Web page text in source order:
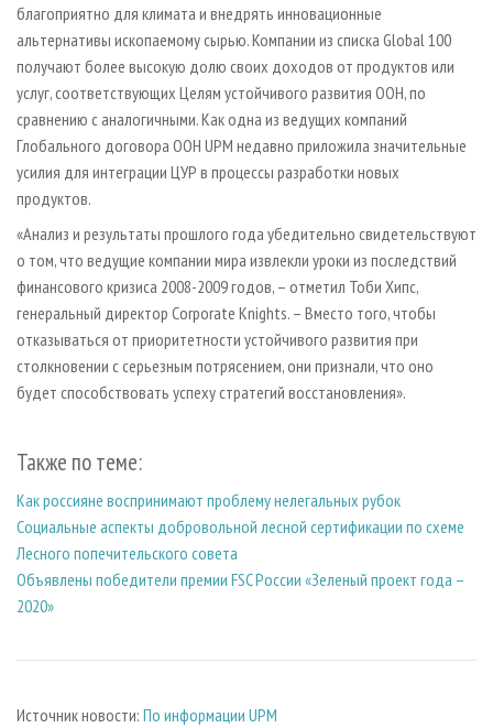
благоприятно для климата и внедрять инновационные
альтернативы ископаемому сырью. Компании из списка Global 100
получают более высокую долю своих доходов от продуктов или
услуг, соответствующих Целям устойчивого развития ООН, по
сравнению с аналогичными. Как одна из ведущих компаний
Глобального договора ООН UPM недавно приложила значительные
усилия для интеграции ЦУР в процессы разработки новых
продуктов.
«Анализ и результаты прошлого года убедительно свидетельствуют
о том, что ведущие компании мира извлекли уроки из последствий
финансового кризиса 2008-2009 годов, – отметил Тоби Хипс,
генеральный директор Corporate Knights. – Вместо того, чтобы
отказываться от приоритетности устойчивого развития при
столкновении с серьезным потрясением, они признали, что оно
будет способствовать успеху стратегий восстановления».
Также по теме:
Как россияне воспринимают проблему нелегальных рубок
Социальные аспекты добровольной лесной сертификации по схеме
Лесного попечительского совета
Объявлены победители премии FSC России «Зеленый проект года –
2020»
Источник новости: По информации UPM